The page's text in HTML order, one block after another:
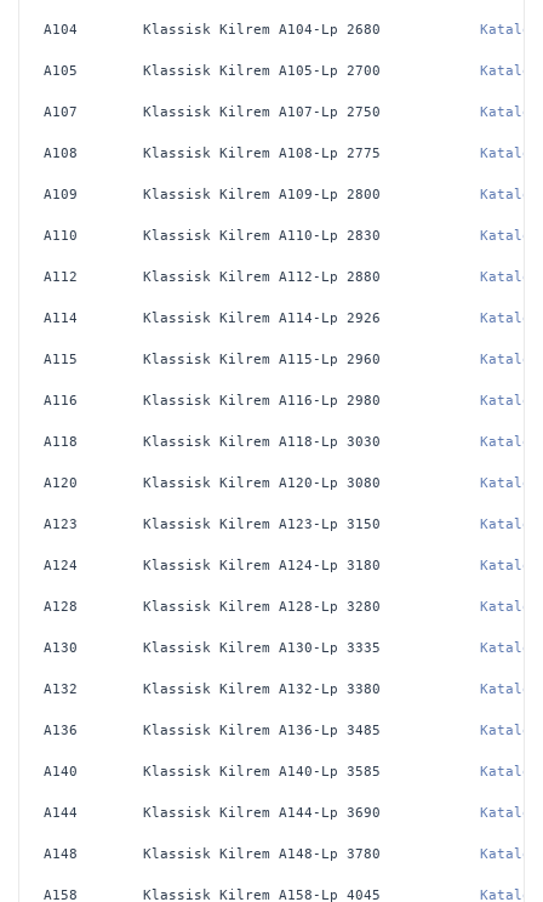
A104 Klassisk Kilrem A104-Lp 2680 Katalog
A105 Klassisk Kilrem A105-Lp 2700 Katalog
A107 Klassisk Kilrem A107-Lp 2750 Katalog
A108 Klassisk Kilrem A108-Lp 2775 Katalog
A109 Klassisk Kilrem A109-Lp 2800 Katalog
A110 Klassisk Kilrem A110-Lp 2830 Katalog
A112 Klassisk Kilrem A112-Lp 2880 Katalog
A114 Klassisk Kilrem A114-Lp 2926 Katalog
A115 Klassisk Kilrem A115-Lp 2960 Katalog
A116 Klassisk Kilrem A116-Lp 2980 Katalog
A118 Klassisk Kilrem A118-Lp 3030 Katalog
A120 Klassisk Kilrem A120-Lp 3080 Katalog
A123 Klassisk Kilrem A123-Lp 3150 Katalog
A124 Klassisk Kilrem A124-Lp 3180 Katalog
A128 Klassisk Kilrem A128-Lp 3280 Katalog
A130 Klassisk Kilrem A130-Lp 3335 Katalog
A132 Klassisk Kilrem A132-Lp 3380 Katalog
A136 Klassisk Kilrem A136-Lp 3485 Katalog
A140 Klassisk Kilrem A140-Lp 3585 Katalog
A144 Klassisk Kilrem A144-Lp 3690 Katalog
A148 Klassisk Kilrem A148-Lp 3780 Katalog
A158 Klassisk Kilrem A158-Lp 4045 Katalog